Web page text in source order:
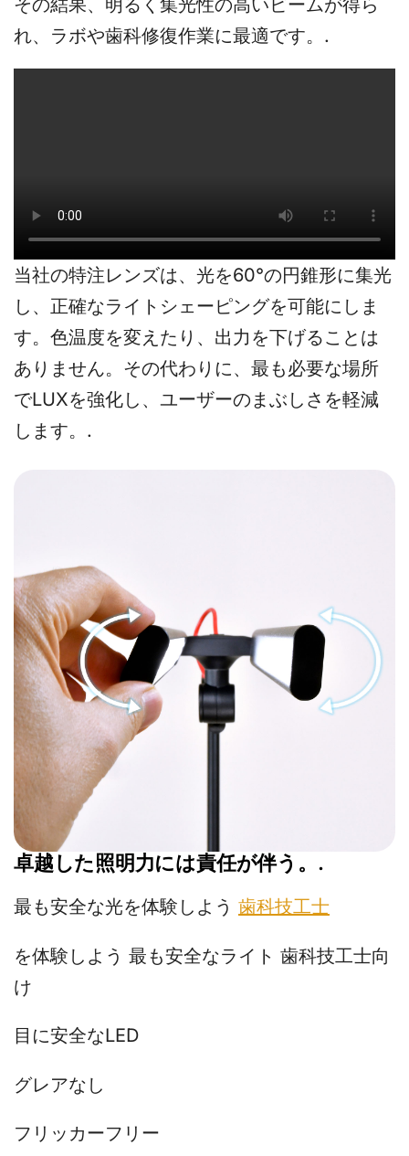
その結果、明るく集光性の高いビームが得ら
れ、ラボや歯科修復作業に最適です。.
当社の特注レンズは、光を60°の円錐形に集光
し、正確なライトシェーピングを可能にしま
す。色温度を変えたり、出力を下げることは
ありません。その代わりに、最も必要な場所
でLUXを強化し、ユーザーのまぶしさを軽減
します。.
卓越した照明力には責任が伴う。.
最も安全な光を体験しよう 歯科技工士
を体験しよう 最も安全なライト 歯科技工士向
け
目に安全なLED
グレアなし
フリッカーフリー